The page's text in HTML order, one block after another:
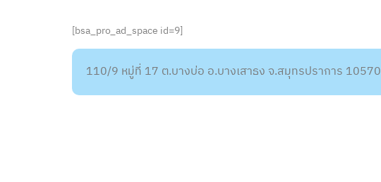
[bsa_pro_ad_space id=9]
110/9 หมู่ที่ 17 ต.บางบ่อ อ.บางเสาธง จ.สมุทรปราการ 10570